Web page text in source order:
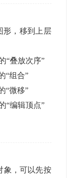
，移到上层
“叠放次序”
“组合”
“微移”
“编辑顶点”
象，可以先按